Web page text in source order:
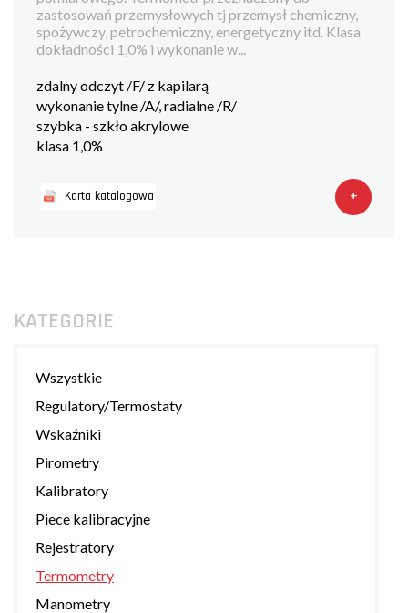
KATEGORIE
Wszystkie
Regulatory/Termostaty
Wskaźniki
Pirometry
Kalibratory
Piece kalibracyjne
Rejestratory
Termometry
Manometry
zastosowań przemysłowych tj przemysł chemiczny,
spożywczy, petrochemiczny, energetyczny itd. Klasa
dokładności 1,0% i wykonanie w...
zdalny odczyt /F/ z kapilarą
wykonanie tylne /A/, radialne /R/
szybka - szkło akrylowe
klasa 1,0%
Karta katalogowa +